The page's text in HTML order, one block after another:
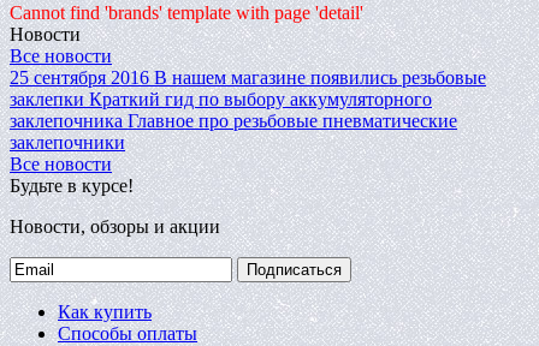
Cannot find 'brands' template with page 'detail'
Новости
Все новости
25 сентября 2016 В нашем магазине появились резьбовые
заклепки Краткий гид по выбору аккумуляторного
заклепочника Главное про резьбовые пневматические
заклепочники
Все новости
Будьте в курсе!
Новости, обзоры и акции
Подписаться
Как купить
Способы оплаты